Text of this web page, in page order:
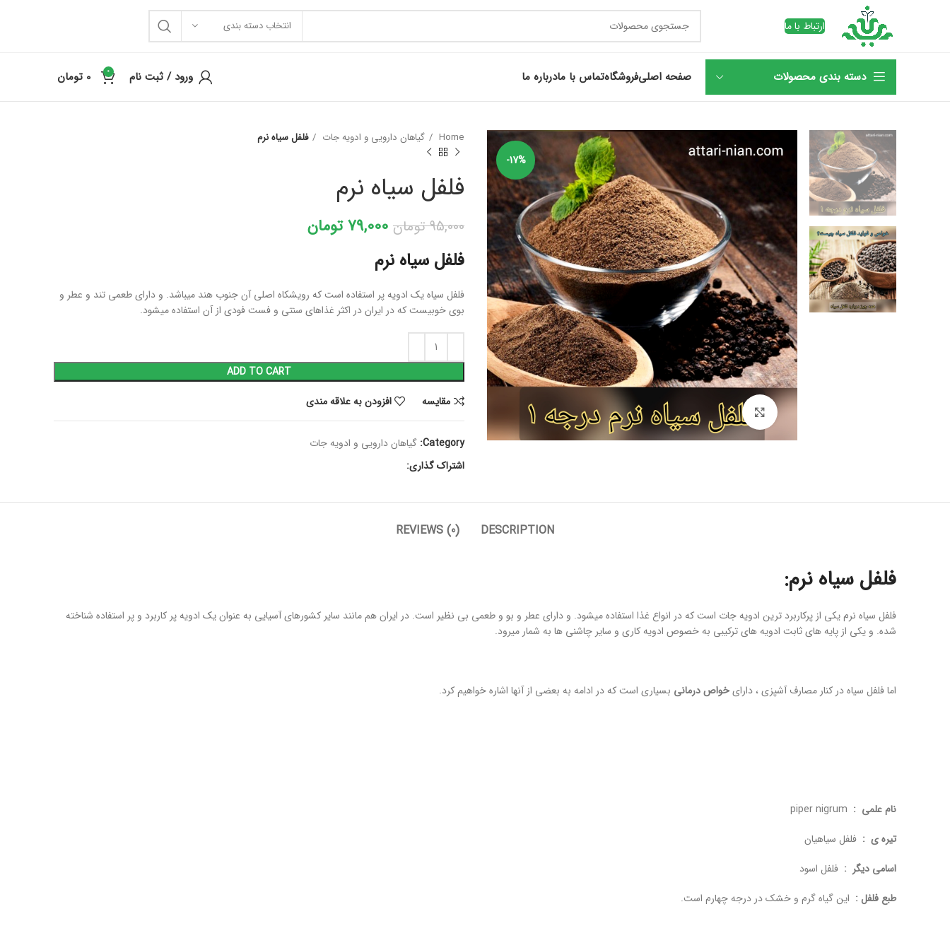
ارتباط با ما انتخاب دسته بندی
دسته بندی محصولات صفحه اصلیفروشگاهتماس با مادرباره ما ورود / ثبت نام 0
0 تومان
-17%
برای بزرگنمایی کلیک کنید
Home گیاهان دارویی و ادویه جات فلفل سیاه نرم
فلفل سیاه نرم
95,000 تومان 79,000 تومان
فلفل سیاه نرم
فلفل سیاه یک ادویه پر استفاده است که رویشکاه اصلی آن جنوب هند میباشد. و دارای طعمی تند و عطر و
بوی خوبیست که در ایران در اکثر غذاهای سنتی و فست فودی از آن استفاده میشود.
ADD TO CART
مقايسه
افزودن به علاقه مندی
Category: گیاهان دارویی و ادویه جات
اشتراک گذاری:
DESCRIPTION
REVIEWS (0)
فلفل سیاه نرم:
فلفل سیاه نرم یکی از پرکاربرد ترین ادویه جات است که در انواع غذا استفاده میشود. و دارای عطر و بو و طعمی بی نظیر است. در ایران هم مانند سایر کشورهای آسیایی به عنوان یک ادویه پر کاربرد و پر استفاده شناخته
شده. و یکی از پایه های ثابت ادویه های ترکیبی به خصوص ادویه کاری و سایر چاشنی ها به شمار میرود.
اما فلفل سیاه در کنار مصارف آشپزی ، دارایخواص درمانی بسیاری است که در ادامه به بعضی از آنها اشاره خواهیم کرد.
نام علمی :
تیره ی : فلفل سیاهیان
اسامی دیگر : فلفل اسود
طبع فلفل : این گیاه گرم و خشک در درجه چهارم است.